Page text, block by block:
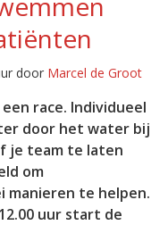
door Marcel de Groot
race. Individueel
door het water bij
je team te laten
om
manieren te helpen.
uur start de